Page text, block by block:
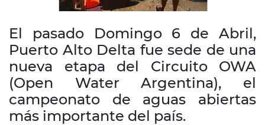
El pasado Domingo 6 de Abril,
Puerto Alto Delta fue sede de una
nueva etapa del Circuito OWA
(Open Water Argentina), el
campeonato de aguas abiertas
más importante del país.